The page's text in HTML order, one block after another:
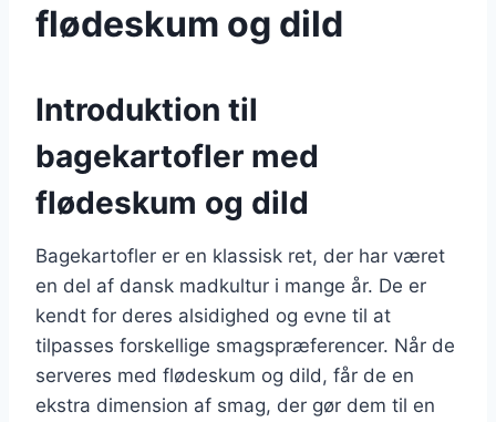
flødeskum og dild
Introduktion til
bagekartofler med
flødeskum og dild
Bagekartofler er en klassisk ret, der har været
en del af dansk madkultur i mange år. De er
kendt for deres alsidighed og evne til at
tilpasses forskellige smagspræferencer. Når de
serveres med flødeskum og dild, får de en
ekstra dimension af smag, der gør dem til en